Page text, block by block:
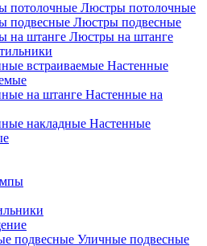
Люстры потолочные
Люстры подвесные
Люстры на штанге
Настенные
Настенные на
Настенные
Уличные подвесные